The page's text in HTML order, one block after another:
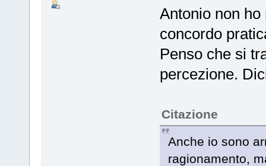
Antonio non
concordo
Penso che si
percezione.
Citazione
Anche io sono
ragionamento,